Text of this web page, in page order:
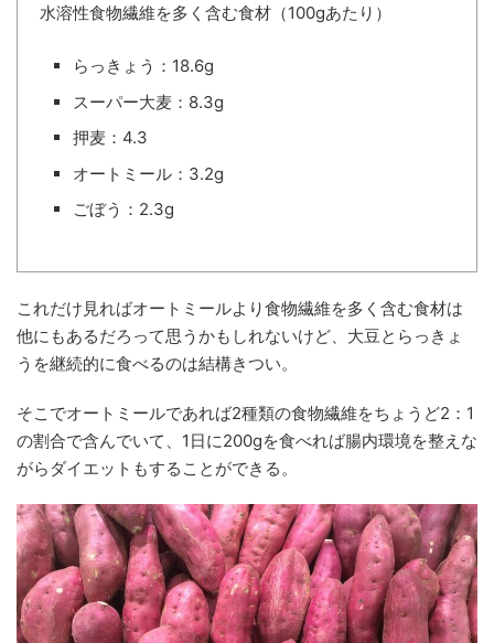
水溶性食物繊維を多く含む食材（100gあたり）
らっきょう：18.6g
スーパー大麦：8.3g
押麦：4.3
オートミール：3.2g
ごぼう：2.3g
これだけ見ればオートミールより食物繊維を多く含む食材は
他にもあるだろって思うかもしれないけど、大豆とらっきょ
うを継続的に食べるのは結構きつい。
そこでオートミールであれば2種類の食物繊維をちょうど2：1
の割合で含んでいて、1日に200gを食べれば腸内環境を整えな
がらダイエットもすることができる。